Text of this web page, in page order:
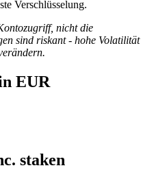
Verschlüsselung.
nicht die
sind riskant - hohe Volatilität
EUR
staken